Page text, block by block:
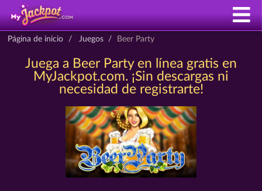
Página de inicio Juegos Beer Party
Juega a Beer Party en línea gratis en
MyJackpot.com. ¡Sin descargas ni
necesidad de registrarte!